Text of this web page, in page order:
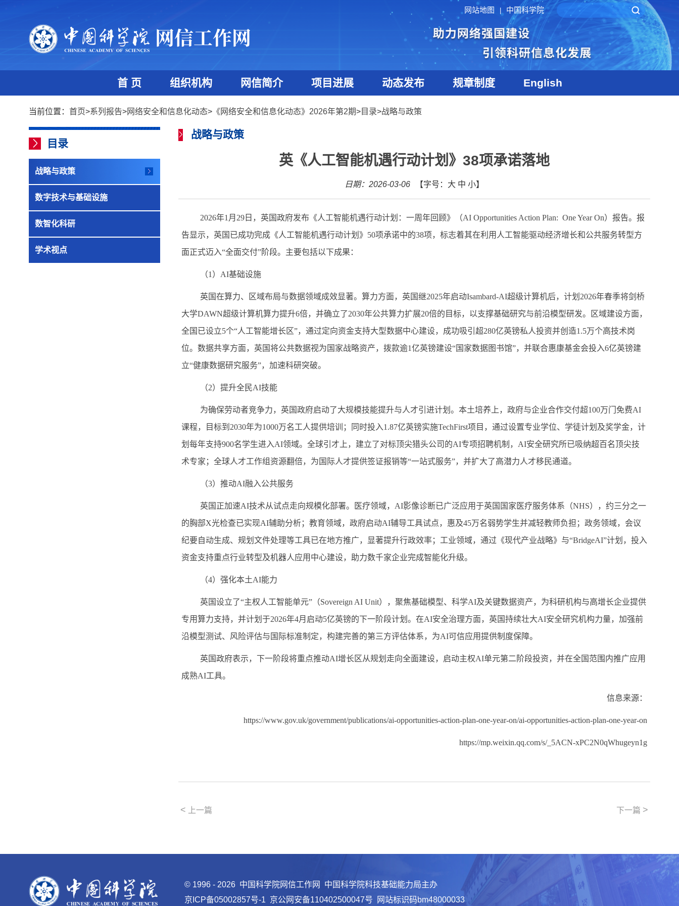
网站地图 中国科学院
首 页 组织机构 网信简介 项目进展 动态发布 规章制度 English
当前位置： 首页>系列报告>网络安全和信息化动态> 《网络安全和信息化动态》2026年第2期>目录>战略与政策
目录
战略与政策
数字技术与基础设施
数智化科研
学术视点
战略与政策
英《人工智能机遇行动计划》38项承诺落地
日期：2026-03-06 【字号： 大 中 小】
2026年1 月 29日，英国政府发布《人工智能机遇行动计划：一周年回顾》（AI Opportunities Action Plan: One Year On）报告。报
告显示，英国已成功完成《人工智能机遇行动计划》 50项承诺中的38项，标志着其在利用人工智能驱动经济增长和公共服务转型方
面正式迈入“全面交付”阶段。主要包括以下成果：
（1 ） AI基础设施
英国在算力、区域布局与数据领域成效显著。算力方面，英国继2025年启动Isambard-AI超级计算机后，计划 2026年春季将剑桥
大学DAWN超级计算机算力提升6倍，并确立了2030年公共算力扩展20倍的目标，以支撑基础研究与前沿模型研发。区域建设方面，
全国已设立5个“人工智能增长区”，通过定向资金支持大型数据中心建设，成功吸引超280亿英镑私人投资并创造1.5万个高技术岗
位。数据共享方面，英国将公共数据视为国家战略资产，拨款逾1亿英镑建设“国家数据图书馆”，并联合惠康基金会投入6亿英镑建
立“健康数据研究服务”，加速科研突破。
（2）提升全民AI技能
为确保劳动者竞争力，英国政府启动了大规模技能提升与人才引进计划。本土培养上，政府与企业合作交付超100万门免费AI
课程，目标到 2030年为1000万名工人提供培训；同时投入1.87亿英镑实施TechFirst项目，通过设置专业学位、学徒计划及奖学金，计
划每年支持900名学生进入AI领域。全球引才上，建立了对标顶尖猎头公司的AI专项招聘机制， AI安全研究所已吸纳超百名顶尖技
术专家；全球人才工作组资源翻倍，为国际人才提供签证报销等“一站式服务”，并扩大了高潜力人才移民通道。
（3）推动AI融入公共服务
英国正加速AI技术从试点走向规模化部署。医疗领域， AI影像诊断已广泛应用于英国国家医疗服务体系（NHS），约三分之一
的胸部X光检查已实现AI辅助分析；教育领域，政府启动AI辅导工具试点，惠及45万名弱势学生并减轻教师负担；政务领域，会议
纪要自动生成、规划文件处理等工具已在地方推广，显著提升行政效率；工业领域，通过《现代产业战略》与“BridgeAI”计划，投入
资金支持重点行业转型及机器人应用中心建设，助力数千家企业完成智能化升级。
（4）强化本土AI能力
英国设立了“主权人工智能单元”（Sovereign AI Unit），聚焦基础模型、科学AI及关键数据资产，为科研机构与高增长企业提供
专用算力支持，并计划于2026年4月启动5亿英镑的下一阶段计划。在AI安全治理方面，英国持续壮大AI安全研究机构力量，加强前
沿模型测试、风险评估与国际标准制定，构建完善的第三方评估体系，为AI可信应用提供制度保障。
英国政府表示，下一阶段将重点推动AI增长区从规划走向全面建设，启动主权AI单元第二阶段投资，并在全国范围内推广应用
成熟AI工具。
信息来源：
https://www.gov.uk/government/publications/ai-opportunities-action-plan-one-year-on/ai-opportunities-action-plan-one-year-on
https://mp.weixin.qq.com/s/_5ACN-xPC2N0qWhugeyn1g
< 上一篇 下一篇 >
© 1996 - 2026 中国科学院网信工作网 中国科学院科技基础能力局主办
京ICP备05002857号-1 京公网安备110402500047号 网站标识码bm48000033